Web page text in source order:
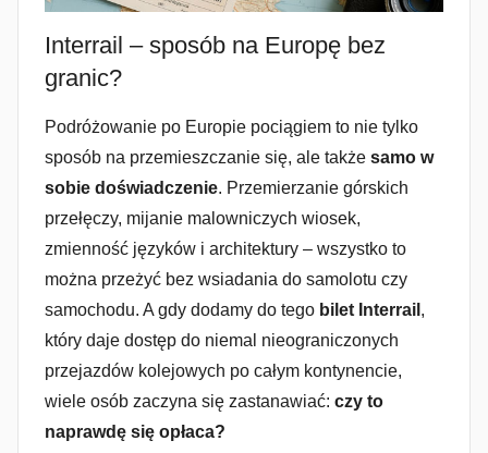
Interrail – sposób na Europę bez
granic?
Podróżowanie po Europie pociągiem to nie tylko
sposób na przemieszczanie się, ale także samo w
sobie doświadczenie. Przemierzanie górskich
przełęczy, mijanie malowniczych wiosek,
zmienność języków i architektury – wszystko to
można przeżyć bez wsiadania do samolotu czy
samochodu. A gdy dodamy do tego bilet Interrail ,
który daje dostęp do niemal nieograniczonych
przejazdów kolejowych po całym kontynencie,
wiele osób zaczyna się zastanawiać: czy to
naprawdę się opłaca?